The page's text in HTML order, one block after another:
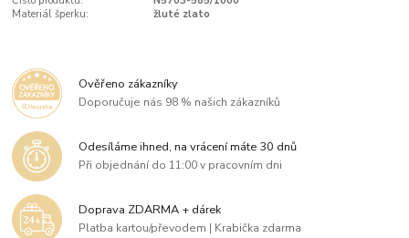
Materiál šperku:
žluté zlato
Ověřeno zákazníky
Doporučuje nás 98 % našich zákazníků
Odesíláme ihned, na vrácení máte 30 dnů
Při objednání do 11:00 v pracovním dni
Doprava ZDARMA + dárek
Platba kartou/převodem | Krabička zdarma